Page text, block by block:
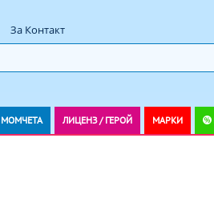
За Контакт
МОМЧЕТА ЛИЦЕНЗ / ГЕРОЙ МАРКИ